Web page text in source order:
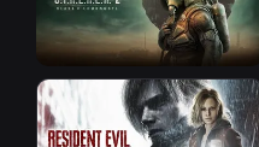
S.T.A.L.K.E.R. 2: Heart of
Chornobyl